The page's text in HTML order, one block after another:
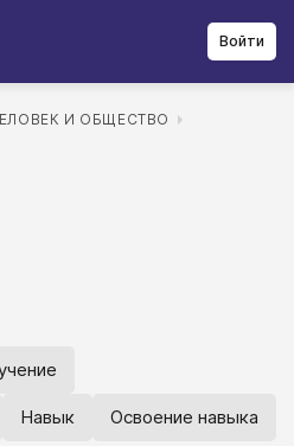
Войти
И ОБЩЕСТВО
Навык Освоение навыка